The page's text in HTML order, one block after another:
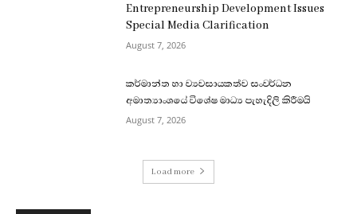
Entrepreneurship Development Issues
Special Media Clarification
August 7, 2026
කර්මාන්ත හා ව්‍යවසායකත්ව සංවර්ධන
අමාත්‍යාංශයේ විශේෂ මාධ්‍ය පැහැදිලි කිරීමයි
August 7, 2026
Load more